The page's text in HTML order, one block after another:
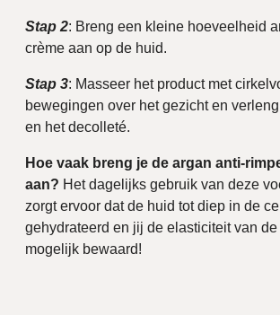
Stap 2: Breng een kleine hoeveelheid
crème aan op de huid.
Stap 3: Masseer het product met
bewegingen over het gezicht en
en het decolleté.
Hoe vaak breng je de argan anti-
aan? Het dagelijks gebruik van deze
zorgt ervoor dat de huid tot diep in de
gehydrateerd en jij de elasticiteit van
mogelijk bewaard!